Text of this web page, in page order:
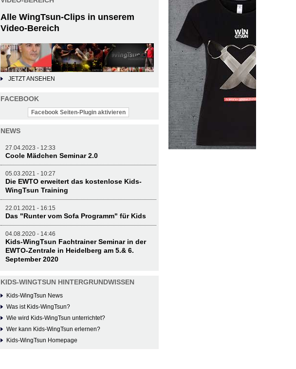
Alle WingTsun-Clips in unserem
Video-Bereich
JETZT ANSEHEN
FACEBOOK
Facebook Seiten-Plugin aktivieren
NEWS
27.04.2023 - 12:33
Coole Mädchen Seminar 2.0
05.03.2021 - 10:27
Die EWTO erweitert das kostenlose Kids-
WingTsun Training
22.01.2021 - 16:15
Das "Runter vom Sofa Programm" für Kids
04.08.2020 - 14:46
Kids-WingTsun Fachtrainer Seminar in der
EWTO-Zentrale in Heidelberg am 5.& 6.
September 2020
KIDS-WINGTSUN HINTERGRUNDWISSEN
Kids-WingTsun News
Was ist Kids-WingTsun?
Wie wird Kids-WingTsun unterrichtet?
Wer kann Kids-WingTsun erlernen?
Kids-WingTsun Homepage